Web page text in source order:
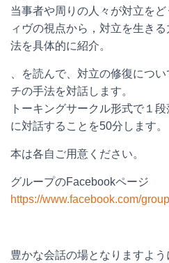
当事者や周りの人々が対立を
ィヴの視点から，対立を生き
法を具体的に紹介。
、を読んで、対立の修復につ
チの手法を対話します。
トーキングサークル形式で１
に対話することを50分します。
本は各自ご用意ください。
グループのFacebookページ
https://www.facebook.com/
豊かな会話の場となりますよう